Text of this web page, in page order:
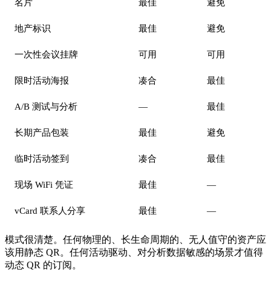
名片 最佳 避免
地产标识 最佳 避免
一次性会议挂牌 可用 可用
限时活动海报 凑合 最佳
A/B 测试与分析 — 最佳
长期产品包装 最佳 避免
临时活动签到 凑合 最佳
现场 WiFi 凭证 最佳 —
vCard 联系人分享 最佳 —
模式很清楚。任何物理的、长生命周期的、无人值守的资产应
该用静态 QR。任何活动驱动、对分析数据敏感的场景才值得
动态 QR 的订阅。